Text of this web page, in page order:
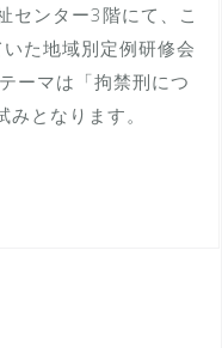
ンター3階にて、こ
た地域別定例研修会
ーマは「拘禁刑につ
となります。